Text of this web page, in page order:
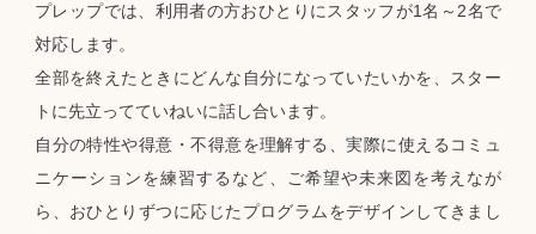
プレップでは、利用者の方おひとりにスタッフが1名～2名で
対応します。
全部を終えたときにどんな自分になっていたいかを、スター
トに先立ってていねいに話し合います。
自分の特性や得意・不得意を理解する、実際に使えるコミュ
ニケーションを練習するなど、ご希望や未来図を考えなが
ら、おひとりずつに応じたプログラムをデザインしてきまし